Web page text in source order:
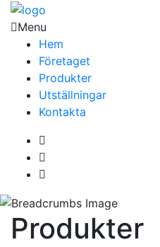
Menu
Hem
Företaget
Produkter
Utställningar
Kontakta
Produkter